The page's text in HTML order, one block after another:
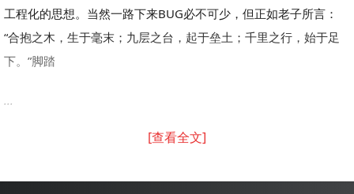
工程化的思想。当然一路下来BUG必不可少，但正如老子所言：
“合抱之木，生于毫末；九层之台，起于垒土；千里之行，始于足
下。”脚踏
...
[查看全文]